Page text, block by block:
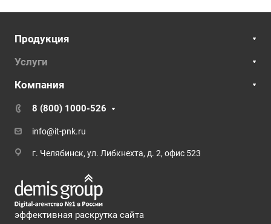
Продукция
Услуги
Компания
8 (800) 1000-526
info@it-pnk.ru
г. Челябинск, ул. Либкнехта, д. 2, офис 523
эффективная раскрутка сайта